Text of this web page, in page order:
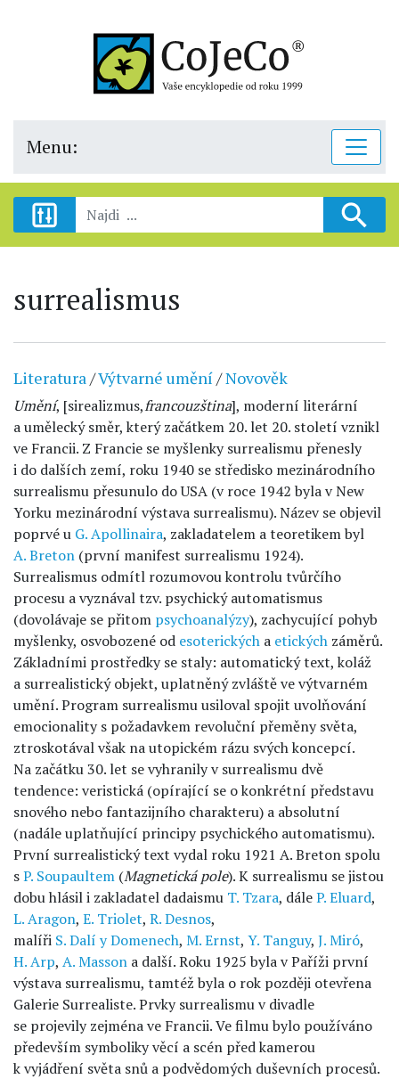
Menu:
surrealismus
Literatura/Výtvarné umění/Novověk
Umění, [sirealizmus,francouzština], moderní literární
a umělecký směr, který začátkem 20. let 20. století vznikl
ve Francii. Z Francie se myšlenky surrealismu přenesly
i do dalších zemí, roku 1940 se středisko mezinárodního
surrealismu přesunulo do USA (v roce 1942 byla v New
Yorku mezinárodní výstava surrealismu). Název se objevil
poprvé u G. Apollinaira, zakladatelem a teoretikem byl
A. Breton (první manifest surrealismu 1924).
Surrealismus odmítl rozumovou kontrolu tvůrčího
procesu a vyznával tzv. psychický automatismus
(dovolávaje se přitom psychoanalýzy), zachycující pohyb
myšlenky, osvobozené od esoterických a etických záměrů.
Základními prostředky se staly: automatický text, koláž
a surrealistický objekt, uplatněný zvláště ve výtvarném
umění. Program surrealismu usiloval spojit uvolňování
emocionality s požadavkem revoluční přeměny světa,
ztroskotával však na utopickém rázu svých koncepcí.
Na začátku 30. let se vyhranily v surrealismu dvě
tendence: veristická (opírající se o konkrétní představu
snového nebo fantazijního charakteru) a absolutní
(nadále uplatňující principy psychického automatismu).
První surrealistický text vydal roku 1921 A. Breton spolu
sP. Soupaultem (Magnetická pole). K surrealismu se jistou
dobu hlásil i zakladatel dadaismu T. Tzara, dáleP. Eluard,
L. Aragon, E. Triolet, R. Desnos,
malíři S. Dalí y Domenech, M. Ernst, Y. Tanguy, J. Miró,
H. Arp, A. Masson a další. Roku 1925 byla v Paříži první
výstava surrealismu, tamtéž byla o rok později otevřena
Galerie Surrealiste. Prvky surrealismu v divadle
se projevily zejména ve Francii. Ve filmu bylo používáno
především symboliky věcí a scén před kamerou
k vyjádření světa snů a podvědomých duševních procesů.